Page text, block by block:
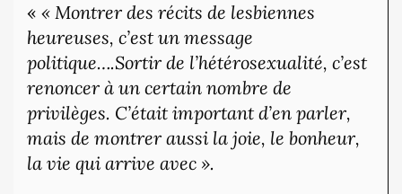
« « Montrer des récits de lesbiennes
heureuses, c’est un message
politique….Sortir de l’hétérosexualité, c’est
renoncer à un certain nombre de
privilèges. C’était important d’en parler,
mais de montrer aussi la joie, le bonheur,
la vie qui arrive avec ».